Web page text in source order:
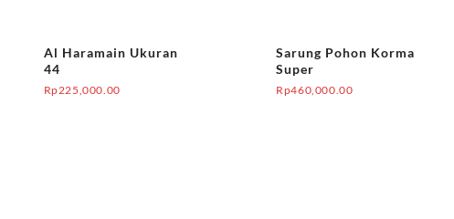
Al Haramain Ukuran
44
Rp225,000.00
Sarung Pohon Korma
Super
Rp460,000.00